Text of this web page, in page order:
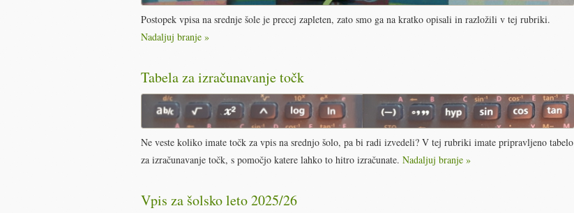
Postopek vpisa na srednje šole je precej zapleten, zato smo ga na kratko opisali in razložili v tej rubriki.
Nadaljuj branje »
Tabela za izračunavanje točk
Ne veste koliko imate točk za vpis na srednjo šolo, pa bi radi izvedeli? V tej rubriki imate pripravljeno tabelo
za izračunavanje točk, s pomočjo katere lahko to hitro izračunate. Nadaljuj branje »
Vpis za šolsko leto 2025/26